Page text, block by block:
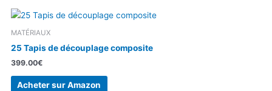
MATÉRIAUX
25 Tapis de découplage composite
399.00€
Acheter sur Amazon